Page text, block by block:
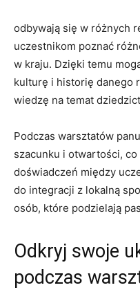
odbywają się w ⁣różnych
⁢uczestnikom poznać
‍w kraju. Dzięki temu
kulturę i historię danego
wiedzę na temat⁤
Podczas warsztatów
szacunku⁣ i otwartości,
doświadczeń między
do integracji z lokalną
osób, które podzielają
Odkryj swoje
podczas